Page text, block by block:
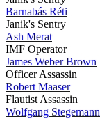
Barnabás Réti
Janik's Sentry
Ash Merat
IMF Operator
James Weber Brown
Officer Assassin
Robert Maaser
Flautist Assassin
Wolfgang Stegemann